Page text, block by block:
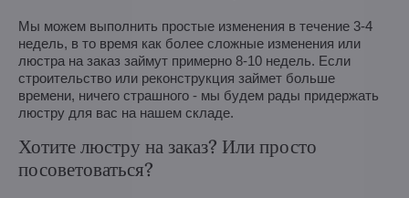
Мы можем выполнить простые изменения в течение 3-4
недель, в то время как более сложные изменения или
люстра на заказ займут примерно 8-10 недель. Если
строительство или реконструкция займет больше
времени, ничего страшного - мы будем рады придержать
люстру для вас на нашем складе.
Хотите люстру на заказ? Или просто
посоветоваться?